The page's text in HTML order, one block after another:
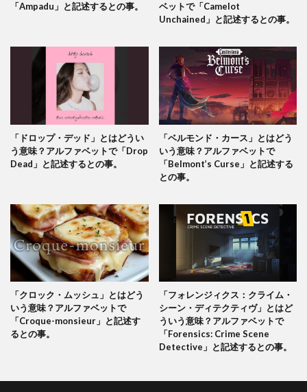
「Ampadu」と記述するとの事。
ベットで「Camelot
Unchained」と記述するとの事。
「ドロップ・デッド」とはどうい
う意味？アルファベットで「Drop
Dead」と記述するとの事。
「ベルモンド・カース」とはどう
いう意味？アルファベットで
「Belmont’s Curse」と記述する
との事。
「クロック・ムッシュ」とはどう
いう意味？アルファベットで
「Croque-monsieur」と記述す
るとの事。
「フォレンジィクス：クライム・
シーン・ディテクティヴ」とはど
ういう意味？アルファベットで
「Forensics: Crime Scene
Detective」と記述するとの事。